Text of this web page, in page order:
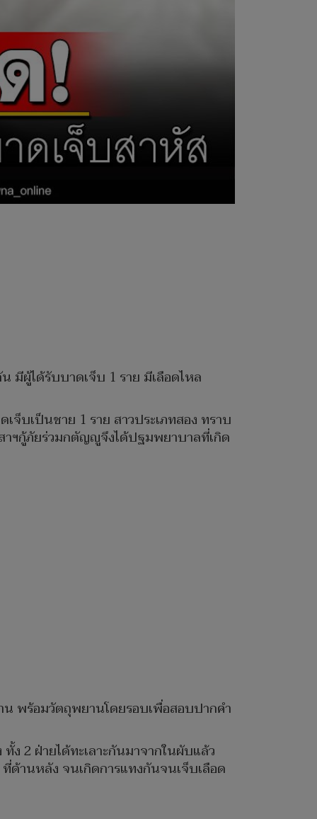
มีผู้ได้รับบาดเจ็บ 1 ราย มีเลือดไหล
บเป็นชาย 1 ราย สาวประเภทสอง ทราบ
ฯกู้ภัยร่วมกตัญญูจึงได้ปฐมพยาบาลที่เกิด
น พร้อมวัตถุพยานโดยรอบเพื่อสอบปากคำ
ง 2 ฝ่ายได้ทะเลาะกันมาจากในผับแล้ว
ด้านหลัง จนเกิดการแทงกันจนเจ็บเลือด